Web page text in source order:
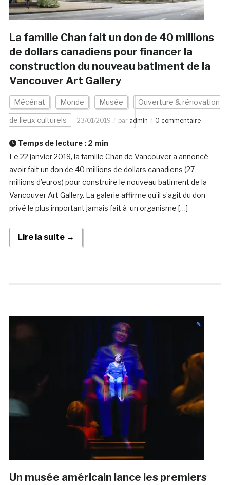
La famille Chan fait un don de 40 millions
de dollars canadiens pour financer la
construction du nouveau batiment de la
Vancouver Art Gallery
Mécénat Monde Musée Ouverture & rénovation
de lieux culturels 23/01/2019 par admin 0 commentaire
Temps de lecture : 2 min
Le 22 janvier 2019, la famille Chan de Vancouver a annoncé
avoir fait un don de 40 millions de dollars canadiens (27
millions d’euros) pour construire le nouveau batiment de la
Vancouver Art Gallery. La galerie affirme qu’il s’agit du don
privé le plus important jamais fait à un organisme […]
Lire la suite →
Un musée américain lance les premiers